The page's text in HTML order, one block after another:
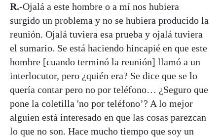
R.-Ojalá a este hombre o a mí nos hubiera
surgido un problema y no se hubiera producido la
reunión. Ojalá tuviera esa prueba y ojalá tuviera
el sumario. Se está haciendo hincapié en que este
hombre [cuando terminó la reunión] llamó a un
interlocutor, pero ¿quién era? Se dice que se lo
quería contar pero no por teléfono… ¿Seguro que
pone la coletilla 'no por teléfono’? A lo mejor
alguien está interesado en que las cosas parezcan
lo que no son. Hace mucho tiempo que soy un